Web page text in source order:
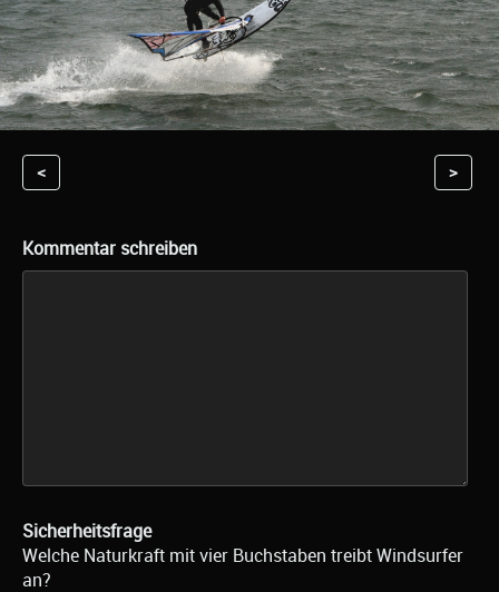
< >
Kommentar schreiben
Sicherheitsfrage
Welche Naturkraft mit vier Buchstaben treibt Windsurfer
an?